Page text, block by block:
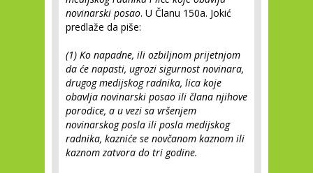
novinarski posao. U Članu 150a. Jokić
predlaže da piše:
(1) Ko napadne, ili ozbiljnom prijetnjom
da će napasti, ugrozi sigurnost novinara,
drugog medijskog radnika, lica koje
obavlja novinarski posao ili člana njihove
porodice, a u vezi sa vršenjem
novinarskog posla ili posla medijskog
radnika, kazniće se novčanom kaznom ili
kaznom zatvora do tri godine.